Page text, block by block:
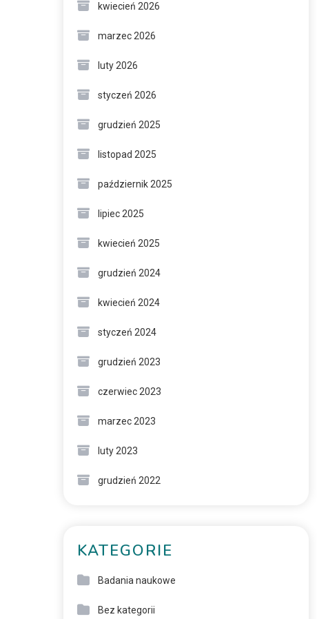
kwiecień 2026
marzec 2026
luty 2026
styczeń 2026
grudzień 2025
listopad 2025
październik 2025
lipiec 2025
kwiecień 2025
grudzień 2024
kwiecień 2024
styczeń 2024
grudzień 2023
czerwiec 2023
marzec 2023
luty 2023
grudzień 2022
KATEGORIE
Badania naukowe
Bez kategorii